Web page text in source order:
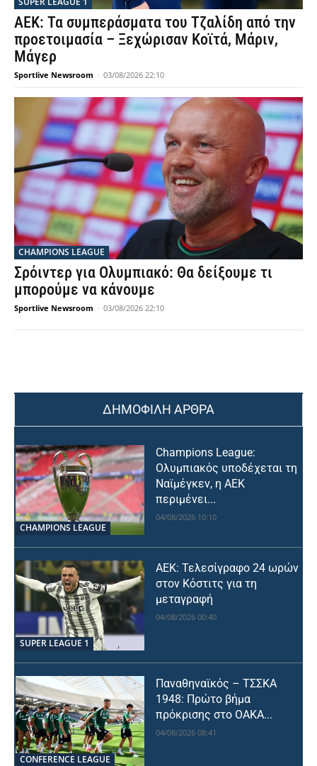
ΑΕΚ: Τα συμπεράσματα του Τζαλίδη από την
προετοιμασία – Ξεχώρισαν Κοϊτά, Μάριν,
Μάγερ
Sportlive Newsroom - 03/08/2026 22:10
CHAMPIONS LEAGUE
Σρόιντερ για Ολυμπιακό: Θα δείξουμε τι
μπορούμε να κάνουμε
Sportlive Newsroom - 03/08/2026 22:10
ΔΗΜΟΦΙΛΗ ΑΡΘΡΑ
CHAMPIONS LEAGUE
Champions League:
Ολυμπιακός υποδέχεται τη
Ναϊμέγκεν, η ΑΕΚ
περιμένει...
04/08/2026 10:10
SUPER LEAGUE 1
ΑΕΚ: Τελεσίγραφο 24 ωρών
στον Κόστιτς για τη
μεταγραφή
04/08/2026 00:40
CONFERENCE LEAGUE
Παναθηναϊκός – ΤΣΣΚΑ
1948: Πρώτο βήμα
πρόκρισης στο ΟΑΚΑ...
04/08/2026 08:41